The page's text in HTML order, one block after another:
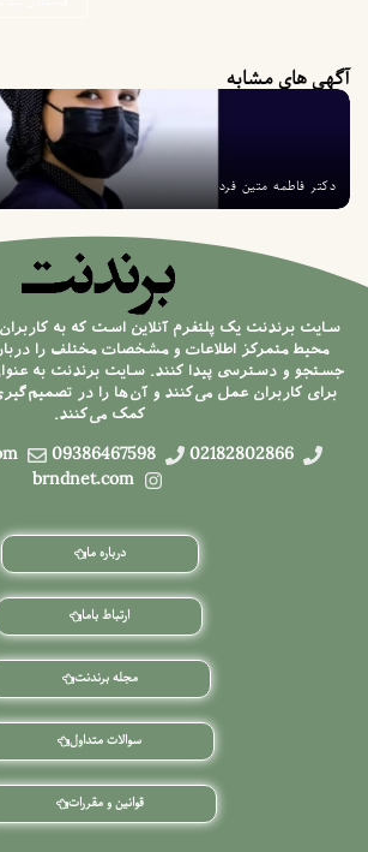
آگهی های مشابه
دکتر فاطمه متین فرد
سایت برندنت یک پلتفرم آنلاین است که به
محیط متمرکز اطلاعات و مشخصات مختلف را
جستجو و دسترسی پیدا کنند. سایت برندنت به
برای کاربران عمل می‌کنند و آن‌ها را در
کمک می‌کنند.
02182802866
09386467598
brndnet.com
درباره ما
ارتباط باما
مجله برندنت
سوالات متداول
قوانین و مقررات